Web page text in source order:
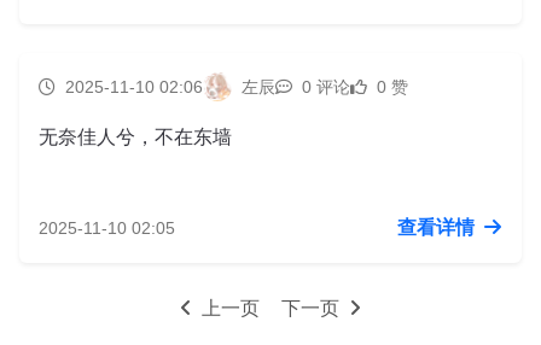
2025-11-10 02:06 左辰 0 评论 0 赞
无奈佳人兮，不在东墙
2025-11-10 02:05 查看详情
上一页 下一页